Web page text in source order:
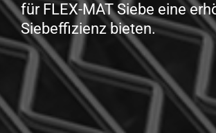
für FLEX-MAT Siebe eine
Siebeffizienz bieten.